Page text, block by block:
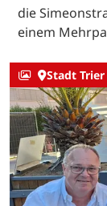
die
einem
Stadt Trier